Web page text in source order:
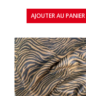
AJOUTER AU PANIER